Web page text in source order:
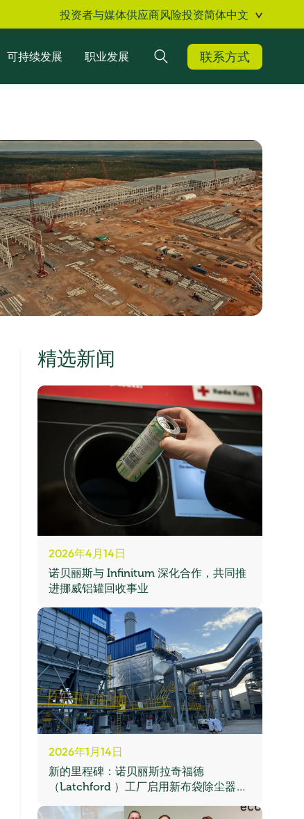
投资者与媒体供应商风险投资简体中文
可持续发展 职业发展 搜索 联系方式
精选新闻
2026年4月14日
诺贝丽斯与 Infinitum 深化合作，共同推
进挪威铝罐回收事业
2026年1月14日
新的里程碑：诺贝丽斯拉奇福德
（Latchford ）工厂启用新布袋除尘器，